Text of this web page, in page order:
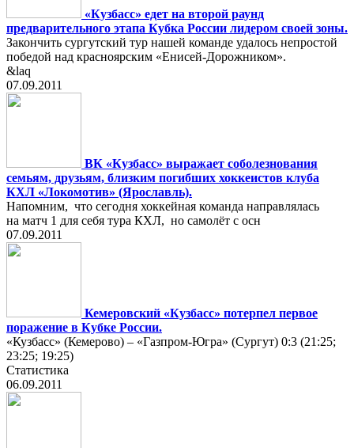
«Кузбасс» едет на второй раунд
предварительного этапа Кубка России лидером своей зоны.
Закончить сургутский тур нашей команде удалось непростой
победой над красноярским «Енисей-Дорожником».
&laq
07.09.2011
ВК «Кузбасс» выражает соболезнования
семьям, друзьям, близким погибших хоккеистов клуба
КХЛ «Локомотив» (Ярославль).
Напомним, что сегодня хоккейная команда направлялась
на матч 1 для себя тура КХЛ, но самолёт с осн
07.09.2011
Кемеровский «Кузбасс» потерпел первое
поражение в Кубке России.
«Кузбасс» (Кемерово) – «Газпром-Югра» (Сургут) 0:3 (21:25;
23:25; 19:25)
Статистика
06.09.2011